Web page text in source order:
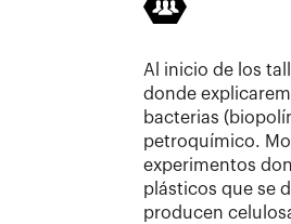
Al inicio de los
donde
bacterias
petroquímico.
experimentos
plásticos que se
producen